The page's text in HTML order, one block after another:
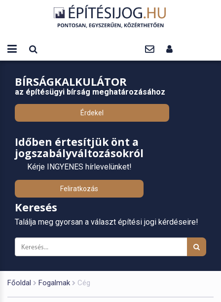
BÍRSÁGKALKULÁTOR
az építésügyi bírság meghatározásához
Érdekel
Időben értesítjük önt a
jogszabályváltozásokról
Kérje INGYENES hírlevelünket!
Feliratkozás
Keresés
Találja meg gyorsan a választ építési jogi kérdéseire!
Főoldal Fogalmak Cég